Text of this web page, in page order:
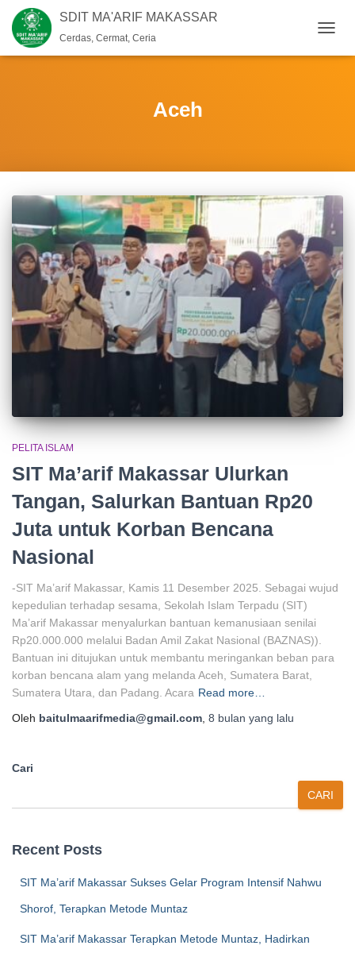
SDIT MA'ARIF MAKASSAR
Cerdas, Cermat, Ceria
Aceh
PELITA ISLAM
SIT Ma’arif Makassar Ulurkan
Tangan, Salurkan Bantuan Rp20
Juta untuk Korban Bencana
Nasional
-SIT Ma’arif Makassar, Kamis 11 Desember 2025. Sebagai wujud
kepedulian terhadap sesama, Sekolah Islam Terpadu (SIT)
Ma’arif Makassar menyalurkan bantuan kemanusiaan senilai
Rp20.000.000 melalui Badan Amil Zakat Nasional (BAZNAS)).
Bantuan ini ditujukan untuk membantu meringankan beban para
korban bencana alam yang melanda Aceh, Sumatera Barat,
Sumatera Utara, dan Padang. Acara Read more…
Oleh baitulmaarifmedia@gmail.com 8 bulan yang lalu
Cari
CARI
Recent Posts
SIT Ma’arif Makassar Sukses Gelar Program Intensif Nahwu
Shorof, Terapkan Metode Muntaz
SIT Ma’arif Makassar Terapkan Metode Muntaz, Hadirkan